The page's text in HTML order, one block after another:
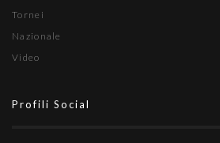
Tornei
Nazionale
Video
Profili Social